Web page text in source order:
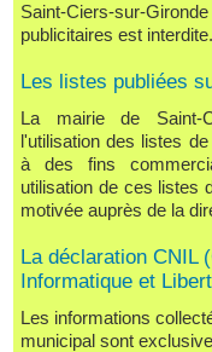
Saint-Ciers-sur-
publicitaires est interdite.
Les listes publiées
La mairie de Saint-Ciers-sur-Gironde vous informe que
l'utilisation des listes
à des fins
utilisation de ces listes
motivée auprès de la
La déclaration CNIL
Informatique et
Les informations collectées par le biais du site Internet
municipal sont